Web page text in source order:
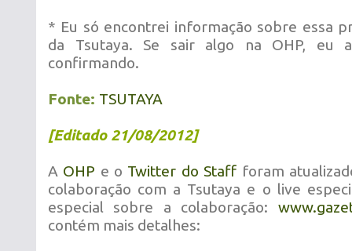
* Eu só encontrei informação sobre essa
da Tsutaya. Se sair algo na OHP, eu
confirmando.
Fonte: TSUTAYA
[Editado 21/08/2012]
A OHP e o Twitter do Staff foram
colaboração com a Tsutaya e o live
especial sobre a colaboração:
contém mais detalhes: